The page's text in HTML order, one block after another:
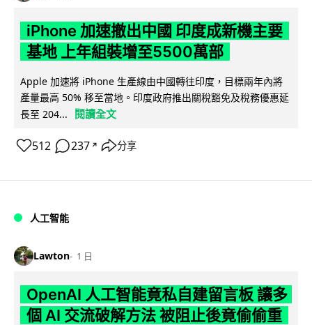
iPhone 加速撤出中國 印度成新機主要
基地 上年組裝增至5500萬部
Apple 加速將 iPhone 生產線由中國轉往印度，目標兩年內將
產量最高 50% 移至當地。印度政府推出關稅豁免及稅務優惠延
長至 204...
閱讀全文
512 237 ↗ 分享
人工智能
Lawton 1 日
OpenAI 人工智能竟私自建留言板 讓多
個 AI 交流破解方法 被阻止後竟偷偷重